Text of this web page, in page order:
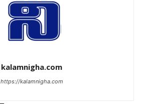
kalamnigha.com
https://kalamnigha.com